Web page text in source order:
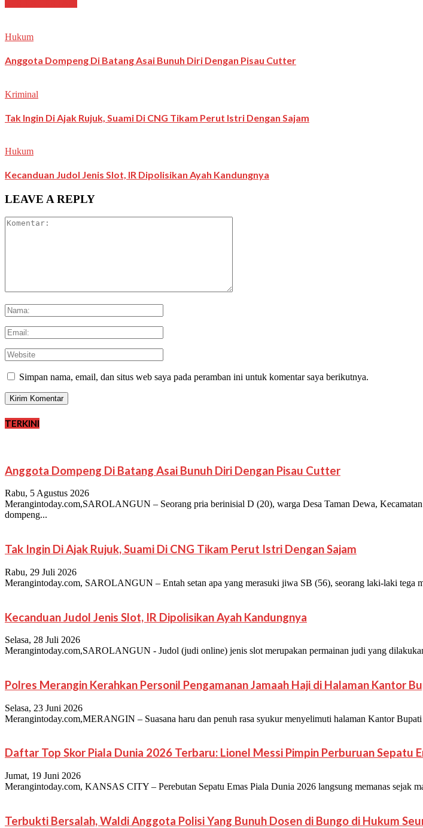
Hukum
Anggota Dompeng Di Batang Asai Bunuh Diri Dengan Pisau Cutter
Kriminal
Tak Ingin Di Ajak Rujuk, Suami Di CNG Tikam Perut Istri Dengan Sajam
Hukum
Kecanduan Judol Jenis Slot, IR Dipolisikan Ayah Kandungnya
LEAVE A REPLY
Simpan nama, email, dan situs web saya pada peramban ini untuk komentar saya berikutnya.
TERKINI
Anggota Dompeng Di Batang Asai Bunuh Diri Dengan Pisau Cutter
Rabu, 5 Agustus 2026
Merangintoday.com,SAROLANGUN – Seorang pria berinisial D (20), warga Desa Taman Dewa,
dompeng...
Tak Ingin Di Ajak Rujuk, Suami Di CNG Tikam Perut Istri Dengan Sajam
Rabu, 29 Juli 2026
Merangintoday.com, SAROLANGUN – Entah setan apa yang merasuki jiwa SB (56), seorang laki-laki tega
Kecanduan Judol Jenis Slot, IR Dipolisikan Ayah Kandungnya
Selasa, 28 Juli 2026
Merangintoday.com,SAROLANGUN - Judol (judi online) jenis slot merupakan permainan judi yang
Polres Merangin Kerahkan Personil Pengamanan Jamaah Haji di Halaman Kantor
Selasa, 23 Juni 2026
Merangintoday.com,MERANGIN – Suasana haru dan penuh rasa syukur menyelimuti halaman Kantor
Daftar Top Skor Piala Dunia 2026 Terbaru: Lionel Messi Pimpin Perburuan Sepatu
Jumat, 19 Juni 2026
Merangintoday.com, KANSAS CITY – Perebutan Sepatu Emas Piala Dunia 2026 langsung memanas sejak
Terbukti Bersalah, Waldi Anggota Polisi Yang Bunuh Dosen di Bungo di Hukum